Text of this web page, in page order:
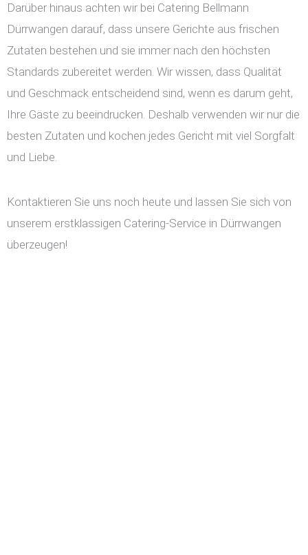
Darüber hinaus achten wir bei Catering Bellmann
Dürrwangen darauf, dass unsere Gerichte aus frischen
Zutaten bestehen und sie immer nach den höchsten
Standards zubereitet werden. Wir wissen, dass Qualität
und Geschmack entscheidend sind, wenn es darum geht,
Ihre Gäste zu beeindrucken. Deshalb verwenden wir nur die
besten Zutaten und kochen jedes Gericht mit viel Sorgfalt
und Liebe.
Kontaktieren Sie uns noch heute und lassen Sie sich von
unserem erstklassigen Catering-Service in Dürrwangen
überzeugen!